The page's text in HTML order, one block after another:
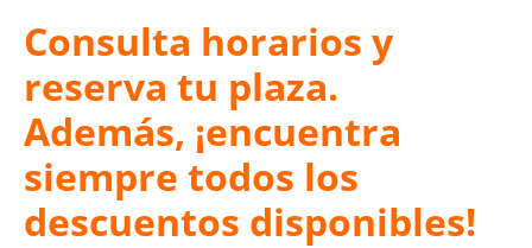
Consulta horarios y
reserva tu plaza.
Además, ¡encuentra
siempre todos los
descuentos disponibles!